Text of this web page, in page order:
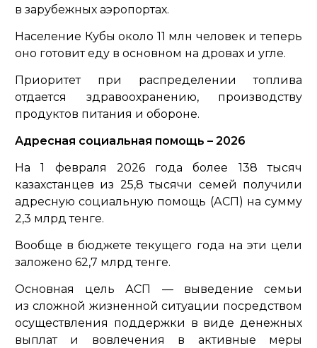
в зарубежных аэропортах.
Население Кубы около 11 млн человек и теперь
оно готовит еду в основном на дровах и угле.
Приоритет при распределении топлива
отдается здравоохранению, производству
продуктов питания и обороне.
Адресная социальная помощь – 2026
На 1 февраля 2026 года более 138 тысяч
казахстанцев из 25,8 тысячи семей получили
адресную социальную помощь (АСП) на сумму
2,3 млрд тенге.
Вообще в бюджете текущего года на эти цели
заложено 62,7 млрд тенге.
Основная цель АСП — выведение семьи
из сложной жизненной ситуации посредством
осуществления поддержки в виде денежных
выплат и вовлечения в активные меры